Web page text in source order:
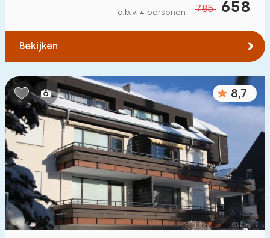
785 658
o.b.v. 4 personen
Bekijken
8,7